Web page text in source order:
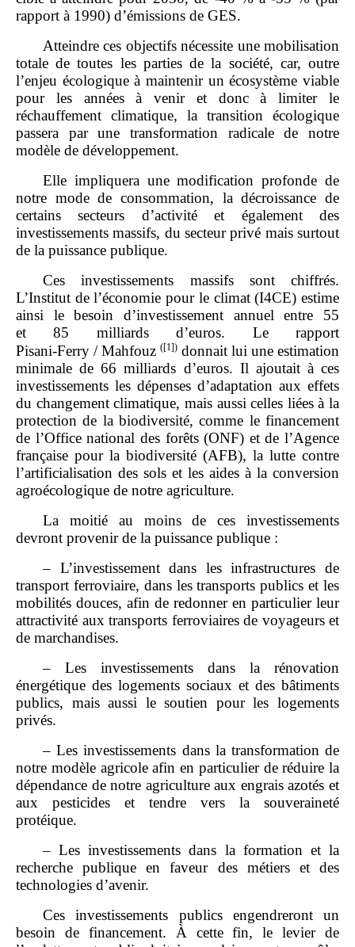
rapport à 1990) d’émissions de GES.
Atteindre ces objectifs nécessite une mobilisation
totale de toutes les parties de la société, car, outre
l’enjeu écologique à maintenir un écosystème viable
pour les années à venir et donc à limiter le
réchauffement climatique, la transition écologique
passera par une transformation radicale de notre
modèle de développement.
Elle impliquera une modification profonde de
notre mode de consommation, la décroissance de
certains secteurs d’activité et également des
investissements massifs, du secteur privé mais surtout
de la puissance publique.
Ces investissements massifs sont chiffrés.
L’Institut de l’économie pour le climat (I4CE) estime
ainsi le besoin d’investissement annuel entre 55
et 85 milliards d’euros. Le rapport
Pisani‑Ferry / Mahfouz ([1]) donnait lui une estimation
minimale de 66 milliards d’euros. Il ajoutait à ces
investissements les dépenses d’adaptation aux effets
du changement climatique, mais aussi celles liées à la
protection de la biodiversité, comme le financement
de l’Office national des forêts (ONF) et de l’Agence
française pour la biodiversité (AFB), la lutte contre
l’artificialisation des sols et les aides à la conversion
agroécologique de notre agriculture.
La moitié au moins de ces investissements
devront provenir de la puissance publique :
– L’investissement dans les infrastructures de
transport ferroviaire, dans les transports publics et les
mobilités douces, afin de redonner en particulier leur
attractivité aux transports ferroviaires de voyageurs et
de marchandises.
– Les investissements dans la rénovation
énergétique des logements sociaux et des bâtiments
publics, mais aussi le soutien pour les logements
privés.
– Les investissements dans la transformation de
notre modèle agricole afin en particulier de réduire la
dépendance de notre agriculture aux engrais azotés et
aux pesticides et tendre vers la souveraineté
protéique.
– Les investissements dans la formation et la
recherche publique en faveur des métiers et des
technologies d’avenir.
Ces investissements publics engendreront un
besoin de financement. À cette fin, le levier de